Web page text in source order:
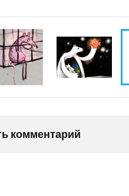
комментарий